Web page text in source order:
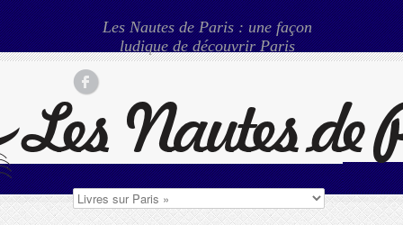
Les Nautes de Paris : une façon
ludique de découvrir Paris